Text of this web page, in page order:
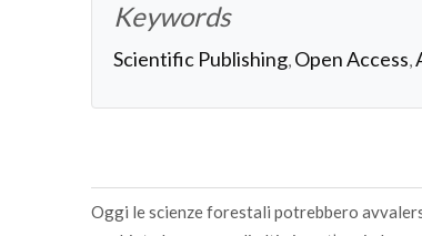
Keywords
Scientific Publishing, Open Access,
Oggi le scienze forestali potrebbero